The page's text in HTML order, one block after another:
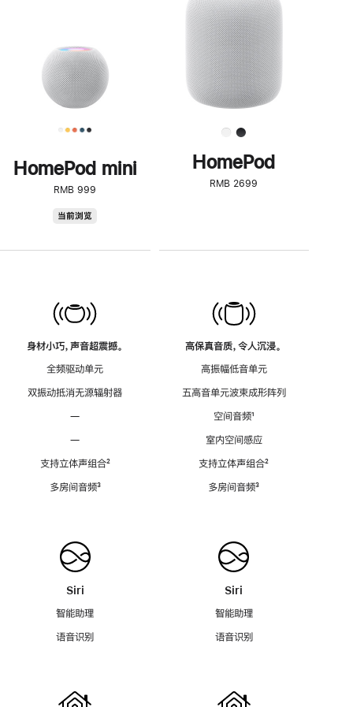
HomePod mini
RMB 999
当前浏览
身材小巧，声音超震撼。
全频驱动单元
双振动抵消无源辐射器
—
—
支持立体声组合脚
²
多房间音频脚
³
Siri
智能助理
语音识别
了
解
HomePod<
HomePod
RMB 2699
高保真音质，令人沉浸。
高振幅低音单元
五高音单元波束成形阵列
空间音频脚
¹
室内空间感应
支持立体声组合脚
²
多房间音频脚
³
Siri
智能助理
语音识别